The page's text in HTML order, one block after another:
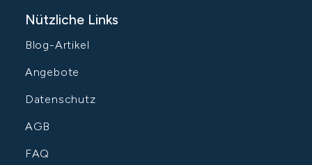
Nützliche Links
Blog-Artikel
Angebote
Datenschutz
AGB
FAQ